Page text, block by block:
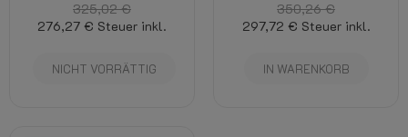
325,02 €
276,27 € Steuer inkl.
NICHT VORRÄTTIG
350,26 €
297,72 € Steuer inkl.
IN WARENKORB